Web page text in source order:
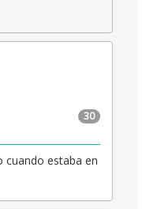
30
cuando estaba en